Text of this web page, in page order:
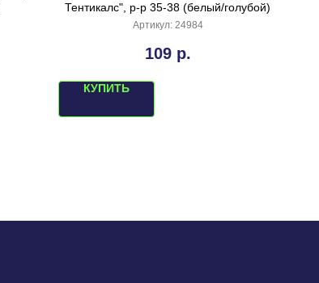
Тентикалс", р-р 35-38 (белый/голубой)
Артикул: 24984
109 р.
КУПИТЬ